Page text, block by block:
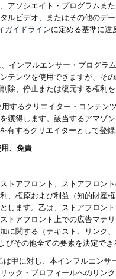
アソシエイト・プログラム
ルビデオ、またはその他のデ
ガイドラインに定める基準に違
インフルエンサー・プログラ
テンツを使用できますが、そ
除、停止または復元する権利
するクリエイター・コンテン
獲得します。該当するアマゾ
有するクリエイターとして登
、免責
トアフロント、ストアフロン
、権原および利益（知的財産
します。乙は、ストアフロン
トアフロント上での広告マテ
に関する（テキスト、リンク
びその他全ての要素を決定で
甲に対し、本インフルエンサ
ック・プロフィールへのリン